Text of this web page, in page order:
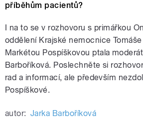
příběhům pacientů?
I na to se v rozhovoru s primářkou
oddělení Krajské nemocnice
Markétou Pospíškovou ptala
Barboříková. Poslechněte si
rad a informací, ale především
Pospíškové.
autor: Jarka Barboříková